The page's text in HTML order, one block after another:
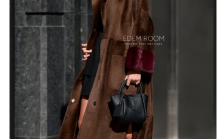
Пальто-дублёнка доступно в классическом коричневом
цвете, однако по запросу возможны другие варианты
расцветок. большой выбор размеров (от 42 до 72)
позволяет женщинам с разным телосложением
подобрать для себя модель. Итальянский дизайн
делает эту модель особенно привлекательной,
позволяя создавать различные образы. Подходящая
для евро-зимы, дублёнка обеспечит тепло и комфорт
даже в морозные дни.
*описание несет информационный характер, состав и
правила ухода могут быть изменены производителем